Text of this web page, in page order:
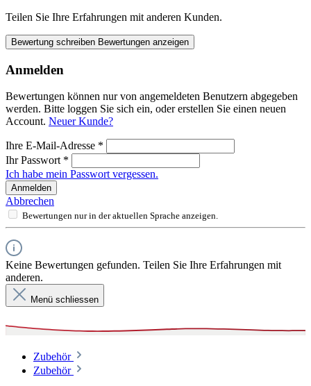
Teilen Sie Ihre Erfahrungen mit anderen Kunden.
Bewertung schreiben Bewertungen anzeigen
Anmelden
Bewertungen können nur von angemeldeten Benutzern abgegeben
werden. Bitte loggen Sie sich ein, oder erstellen Sie einen neuen
Account. Neuer Kunde?
Ihre E-Mail-Adresse *
Ihr Passwort *
Ich habe mein Passwort vergessen.
Anmelden
Abbrechen
Bewertungen nur in der aktuellen Sprache anzeigen.
Keine Bewertungen gefunden. Teilen Sie Ihre Erfahrungen mit
anderen.
Menü schliessen
Zubehör
Zubehör